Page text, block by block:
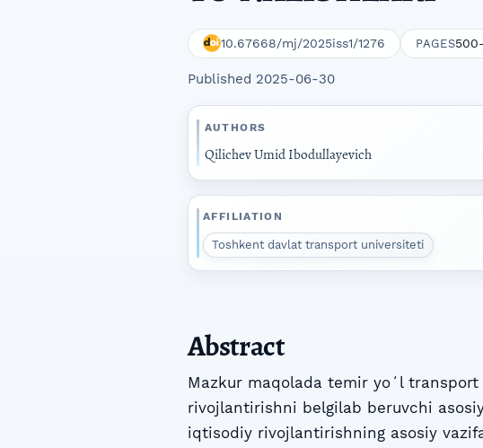
10.67668/mj/2025iss1/1276 PAGES500-
Published 2025-06-30
AUTHORS
Qilichev Umid Ibodullayevich
AFFILIATION
Toshkent davlat transport universiteti
Abstract
Mazkur maqolada temir yoʻl
rivojlantirishni belgilab beruvchi
iqtisodiy rivojlantirishning asosiy